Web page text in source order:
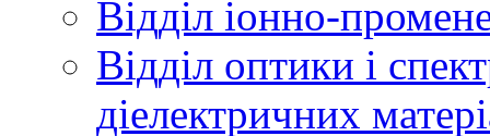
Відділ іонно-
Відділ оптики і
діелектричних